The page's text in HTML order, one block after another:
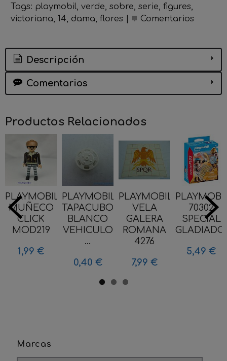
Marcas
Tags: playmobil verde sobre serie figures
victoriana
14 dama flores Comentarios
Descripción
Comentarios
Productos Relacionados
PLAYMOBIL
MUÑECO
CLICK
MOD219
1,99 €
PLAYMOBIL
TAPACUBOS
BLANCO
VEHICULO
...
0,40 €
PLAYMOBIL
VELA
GALERA
ROMANA
4276
7,99 €
70302
SPECIAL
5,49 €